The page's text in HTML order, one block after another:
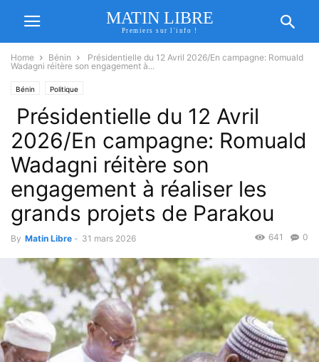
MATIN LIBRE
Premiers sur l'info !
Home Bénin
Présidentielle du 12 Avril 2026/En campagne: Romuald
Wadagni réitère son engagement à...
Bénin Politique
Présidentielle du 12 Avril
2026/En campagne: Romuald
Wadagni réitère son
engagement à réaliser les
grands projets de Parakou
By Matin Libre - 31 mars 2026 0
641